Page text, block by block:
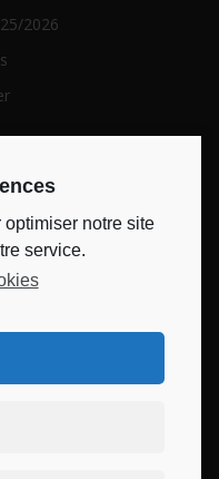
2026
le mercredi de 10h à
CSC
notre site
service.